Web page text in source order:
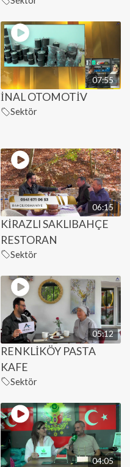
07:55
İNAL OTOMOTİV
Sektör
06:15
KİRAZLI SAKLIBAHÇE
RESTORAN
Sektör
05:12
RENKLİKÖY PASTA
KAFE
Sektör
04:05